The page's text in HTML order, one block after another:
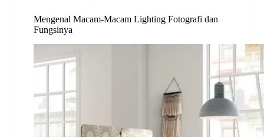
Mengenal Macam-Macam Lighting Fotografi dan
Fungsinya